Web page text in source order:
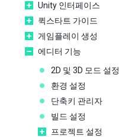
Unity 인터페이스
퀵스타트 가이드
게임플레이 생성
에디터 기능
2D 및 3D 모드 설정
환경 설정
단축키 관리자
빌드 설정
프로젝트 설정